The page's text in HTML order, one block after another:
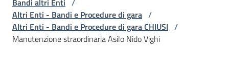
L'Agenzia
Bandi altri Enti /
Altri Enti - Bandi e Procedure di gara /
Altri Enti - Bandi e Procedure di gara CHIUSI /
Manutenzione straordinaria Asilo Nido Vighi